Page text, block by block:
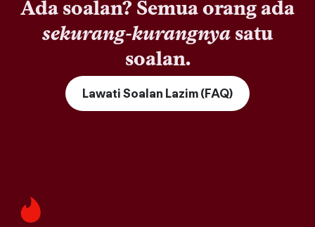
Ada soalan? Semua orang ada
sekurang-kurangnya satu
soalan.
Lawati Soalan Lazim (FAQ)